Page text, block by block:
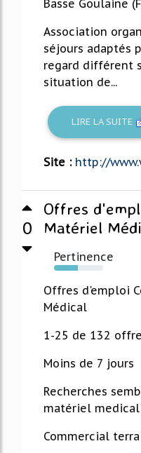
Basse Goulaine
Association
séjours adaptés
regard différent
situation de...
LIRE LA SUITE
Site : http://
0
Offres
Matériel
Pertinence
48%
Offres d'emploi
Médical
1-25 de 132
Moins de 7 jours
Recherches
matériel
Commercial